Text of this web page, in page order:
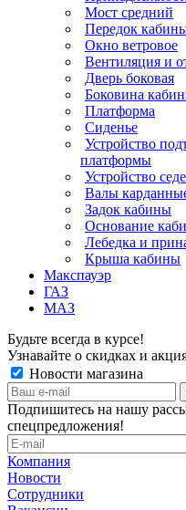
Мост средний
Передок
Окно ветровое
Вентиляция и
Дверь боковая
Боковина
Платформа
Сиденье
Устройство
платформы
Устройство
Валы
Задок кабины
Основание
Лебедка и
Крыша кабины
Макспауэр
ГАЗ
МАЗ
Будьте всегда в курсе!
Узнавайте о скидках и
Новости магазина
Подпишитесь на нашу
спецпредложения!
Компания
Новости
Сотрудники